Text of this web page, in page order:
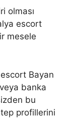
olması
escort
mesele
Bayan
banka
bu
profillerini